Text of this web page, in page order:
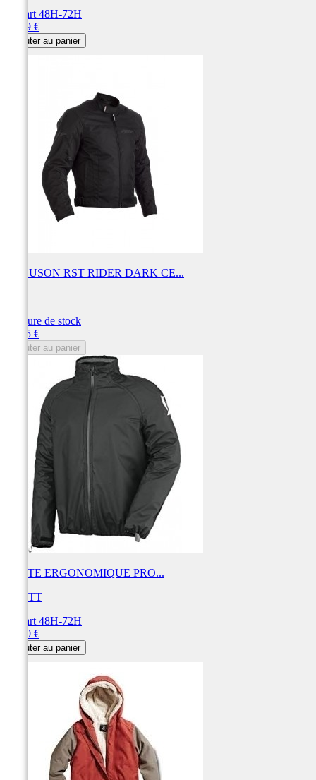
Départ 48H-72H
99,99 €
Ajouter au panier
BLOUSON RST RIDER DARK CE...
Rupture de stock
99,95 €
Ajouter au panier
VESTE ERGONOMIQUE PRO...
SCOTT
Départ 48H-72H
99,90 €
Ajouter au panier